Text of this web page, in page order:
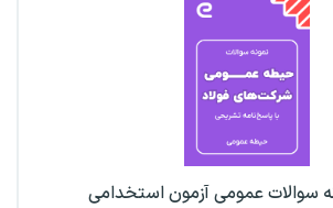
سوالات عمومی آزمون استخدامی